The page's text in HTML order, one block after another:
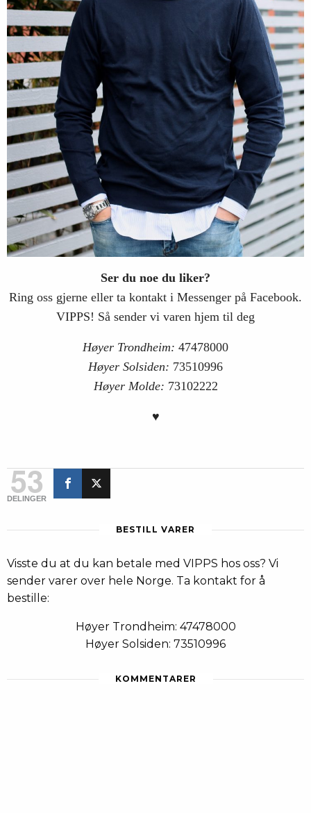
Ser du noe du liker?
Ring oss gjerne eller ta kontakt i Messenger på Facebook.
VIPPS! Så sender vi varen hjem til deg
Høyer Trondheim: 47478000
Høyer Solsiden: 73510996
Høyer Molde: 73102222
♥
53
DELINGER
BESTILL VARER
Visste du at du kan betale med VIPPS hos oss? Vi
sender varer over hele Norge. Ta kontakt for å
bestille:
Høyer Trondheim: 47478000
Høyer Solsiden: 73510996
KOMMENTARER